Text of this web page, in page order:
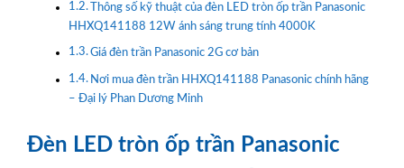
Thông số kỹ thuật của đèn LED tròn ốp trần Panasonic
HHXQ141188 12W ánh sáng trung tính 4000K
Giá đèn trần Panasonic 2G cơ bản
Nơi mua đèn trần HHXQ141188 Panasonic chính hãng
– Đại lý Phan Dương Minh
Đèn LED tròn ốp trần Panasonic